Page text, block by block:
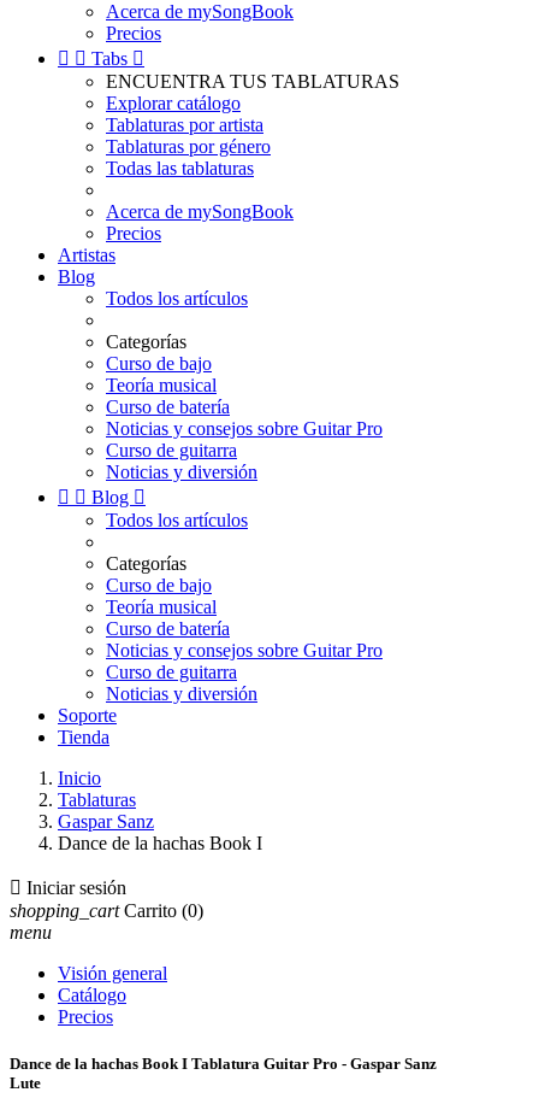
Acerca de mySongBook
Precios
  Tabs 
ENCUENTRA TUS TABLATURAS
Explorar catálogo
Tablaturas por artista
Tablaturas por género
Todas las tablaturas
Acerca de mySongBook
Precios
Artistas
Blog
Todos los artículos
Categorías
Curso de bajo
Teoría musical
Curso de batería
Noticias y consejos sobre Guitar Pro
Curso de guitarra
Noticias y diversión
  Blog 
Todos los artículos
Categorías
Curso de bajo
Teoría musical
Curso de batería
Noticias y consejos sobre Guitar Pro
Curso de guitarra
Noticias y diversión
Soporte
Tienda
Inicio
Tablaturas
Gaspar Sanz
Dance de la hachas Book I
 Iniciar sesión
shopping_cart Carrito (0)
menu
Visión general
Catálogo
Precios
Dance de la hachas Book I Tablatura Guitar Pro - Gaspar Sanz
Lute